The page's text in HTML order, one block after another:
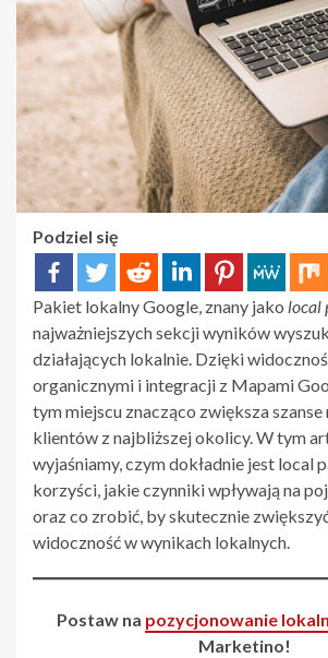
Podziel się
Pakiet lokalny Google, znany jako local
najważniejszych sekcji wyników
działających lokalnie. Dzięki
organicznymi i integracji z Mapami
tym miejscu znacząco zwiększa szanse
klientów z najbliższej okolicy. W tym
wyjaśniamy, czym dokładnie jest local
korzyści, jakie czynniki wpływają na
oraz co zrobić, by skutecznie
widoczność w wynikach lokalnych.
Postaw na pozycjonowanie
Marketino!